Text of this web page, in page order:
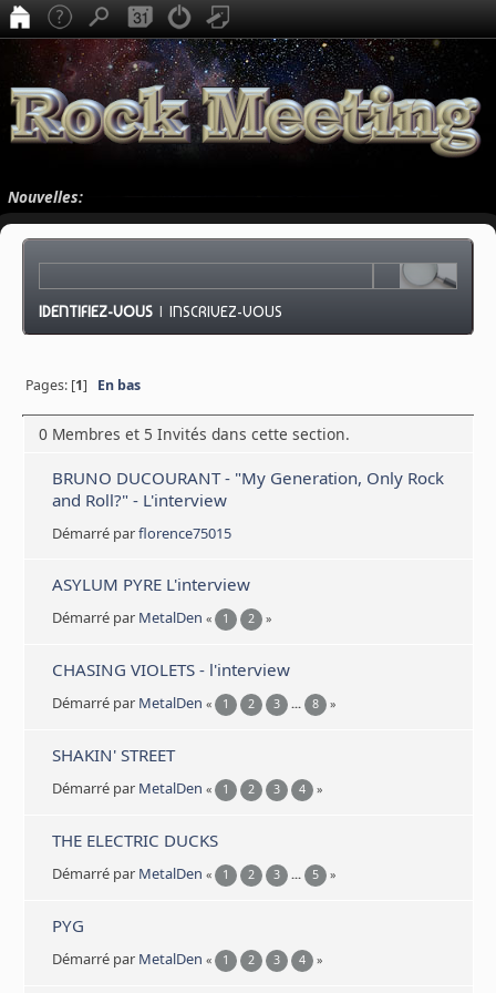
Nouvelles:
IDENTIFIEZ-VOUS |INSCRIVEZ-VOUS
Pages: [1] En bas
0 Membres et 5 Invités dans cette section.
BRUNO DUCOURANT - "My Generation, Only Rock
and Roll?" - L'interview
Démarré parflorence75015
ASYLUM PYRE L'interview
Démarré par MetalDen « 1 2 »
CHASING VIOLETS - l'interview
Démarré par MetalDen « 1 2 3 ... 8 »
SHAKIN' STREET
Démarré par MetalDen « 1 2 3 4 »
THE ELECTRIC DUCKS
Démarré par MetalDen « 1 2 3 ... 5 »
PYG
Démarré par MetalDen « 1 2 3 4 »